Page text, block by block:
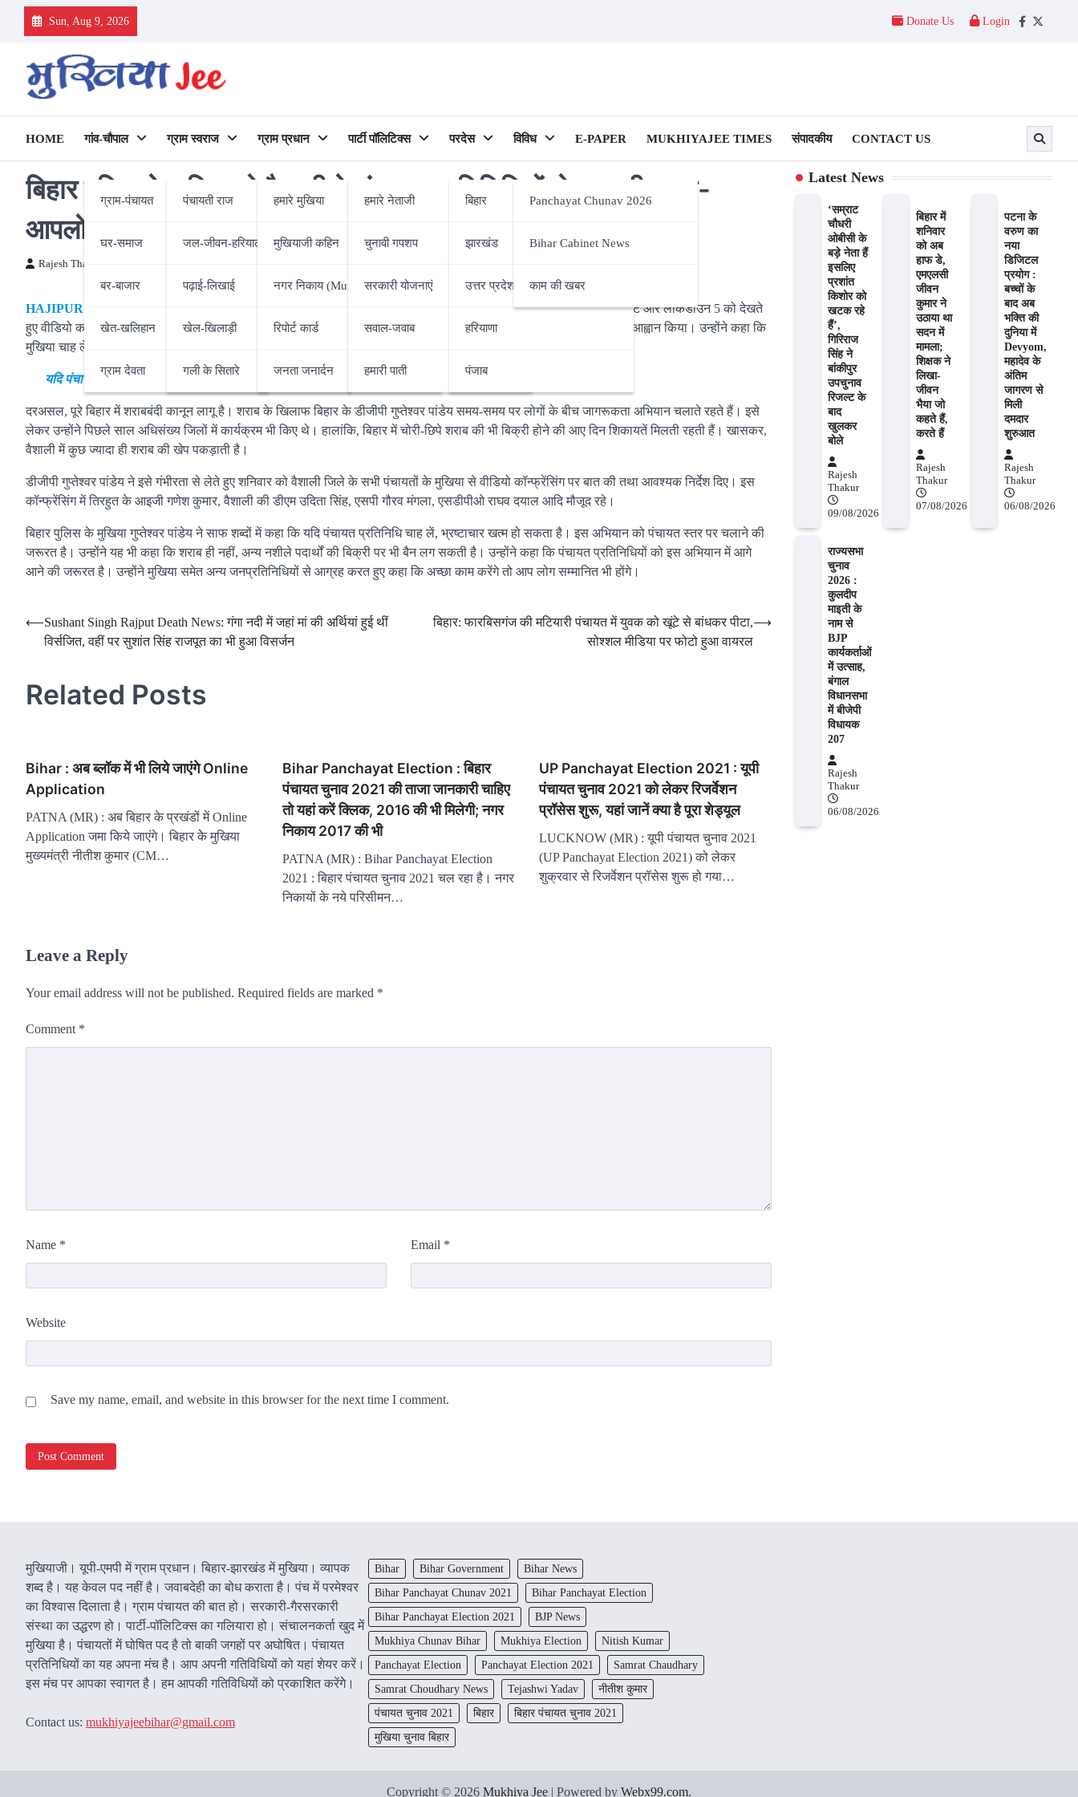
Sun, Aug 9, 2026 Donate Us Login
Facebook
Twitter
HOME गांव-चौपाल
ग्राम-पंचायत
घर-समाज
बर-बाजार
खेत-खलिहान
ग्राम देवता
ग्राम स्वराज
पंचायती राज
जल-जीवन-हरियाली
पढ़ाई-लिखाई
खेल-खिलाड़ी
गली के सितारे
ग्राम प्रधान
हमारे मुखिया
मुखियाजी कहिन
नगर निकाय (Municipality)
रिपोर्ट कार्ड
जनता जनार्दन
पार्टी पॉलिटिक्स
हमारे नेताजी
चुनावी गपशप
सरकारी योजनाएं
सवाल-जवाब
हमारी पाती
परदेस
बिहार
झारखंड
उत्तर प्रदेश
हरियाणा
पंजाब
विविध
Panchayat Chunav 2026
Bihar Cabinet News
काम की खबर
E-PAPER MUKHIYAJEE TIMES संपादकीय CONTACT US
बिहार पुलिस के मुखिया ने वैशाली के पंचायत प्रतिनिधियों से बात की, कहा-
आपलोग चाह लें तो खत्म हो जाएगा भ्रष्टाचार
Rajesh Thakur
HAJIPUR (MR)।
बिहार पुलिस के मुखिया गुप्तेश्वर पांडेय ने शनिवार को वैशाली जिले के सभी पंचायत मुखिया से बात की। कोरोना संकट और लॉकडाउन 5 को देखते
हुए वीडियो कॉन्फ्रेंसिंग से उनका हाल जाना। डीजीपी गुप्तेश्वर पांडेय ने जिले के सभी मुखिया से शराब के खिलाफ पूरी तरह कमर कसने का आह्वान किया। उन्होंने कहा कि
मुखिया चाह लें तो सभी पंचायतों से भ्रष्टाचार का खात्मा हो जाएगा।
यदि पंचायत प्रतिनिधि चाह लें, भ्रष्टाचार खत्म हो सकता है। इस अभियान को पंचायत स्तर पर चलाने की जरूरत है : DGP
दरअसल, पूरे बिहार में शराबबंदी कानून लागू है। शराब के खिलाफ बिहार के डीजीपी गुप्तेश्वर पांडेय समय-समय पर लोगों के बीच जागरूकता अभियान चलाते रहते हैं। इसे
लेकर उन्होंने पिछले साल अधिसंख्य जिलों में कार्यक्रम भी किए थे। हालांकि, बिहार में चोरी-छिपे शराब की भी बिक्री होने की आए दिन शिकायतें मिलती रहती हैं। खासकर,
वैशाली में कुछ ज्यादा ही शराब की खेप पकड़ाती है।
डीजीपी गुप्तेश्वर पांडेय ने इसे गंभीरता से लेते हुए शनिवार को वैशाली जिले के सभी पंचायतों के मुखिया से वीडियो कॉन्फ्रेंसिंग पर बात की तथा आवश्यक निर्देश दिए। इस
कॉन्फ्रेंसिंग में तिरहुत के आइजी गणेश कुमार, वैशाली की डीएम उदिता सिंह, एसपी गौरव मंगला, एसडीपीओ राघव दयाल आदि मौजूद रहे।
बिहार पुलिस के मुखिया गुप्तेश्वर पांडेय ने साफ शब्दों में कहा कि यदि पंचायत प्रतिनिधि चाह लें, भ्रष्टाचार खत्म हो सकता है। इस अभियान को पंचायत स्तर पर चलाने की
जरूरत है। उन्होंने यह भी कहा कि शराब ही नहीं, अन्य नशीले पदार्थों की बिक्री पर भी बैन लग सकती है। उन्होंने कहा कि पंचायत प्रतिनिधियों को इस अभियान में आगे
आने की जरूरत है। उन्होंने मुखिया समेत अन्य जनप्रतिनिधियों से आग्रह करत हुए कहा कि अच्छा काम करेंगे तो आप लोग सम्मानित भी होंगे।
Post
navigation
⟵Sushant Singh Rajput Death News: गंगा नदी में जहां मां की अर्थियां हुई थीं
विर्सजित, वहीं पर सुशांत सिंह राजपूत का भी हुआ विसर्जन
बिहार: फारबिसगंज की मटियारी पंचायत में युवक को खूंटे से बांधकर पीटा,
सोश्शल मीडिया पर फोटो हुआ वायरल
⟶
Related Posts
Bihar : अब ब्लॉक में भी लिये जाएंगे Online
Application
PATNA (MR) : अब बिहार के प्रखंडों में Online
Application जमा किये जाएंगे। बिहार केे मुखिया
मुख्यमंत्री नीतीश कुमार (CM…
Bihar Panchayat Election : बिहार
पंचायत चुनाव 2021 की ताजा जानकारी चाहिए
तो यहां करें क्लिक, 2016 की भी मिलेगी; नगर
निकाय 2017 की भी
PATNA (MR) : Bihar Panchayat Election
2021 : बिहार पंचायत चुनाव 2021 चल रहा है। नगर
निकायों के नये परिसीमन…
UP Panchayat Election 2021 : यूपी
पंचायत चुनाव 2021 को लेकर रिजर्वेशन
प्रॉसेस शुरू, यहां जानें क्या है पूरा शेड्यूल
LUCKNOW (MR) : यूपी पंचायत चुनाव 2021
(UP Panchayat Election 2021) को लेकर
शुक्रवार से रिजर्वेशन प्रॉसेस शुरू हो गया…
Leave a Reply
Your email address will not be published. Required fields are marked *
Comment *
Name * Email *
Website
Save my name, email, and website in this browser for the next time I comment.
Latest News
‘सम्राट
चौधरी
ओबीसी के
बड़े नेता हैं
इसलिए
प्रशांत
किशोर को
खटक रहे
हैं’,
गिरिराज
सिंह ने
बांकीपुर
उपचुनाव
रिजल्ट के
बाद
खुलकर
बोले
Rajesh
Thakur
09/08/2026
बिहार में
शनिवार
को अब
हाफ डे,
एमएलसी
जीवन
कुमार ने
उठाया था
सदन में
मामला;
शिक्षक ने
लिखा-
जीवन
भैया जो
कहते हैं,
करते हैं
Rajesh
Thakur
07/08/2026
पटना के
वरुण का
नया
डिजिटल
प्रयोग :
बच्चों के
बाद अब
भक्ति की
दुनिया में
Devyom,
महादेव के
अंतिम
जागरण से
मिली
दमदार
शुरुआत
Rajesh
Thakur
06/08/2026
राज्यसभा
चुनाव
2026 :
कुलदीप
माइती के
नाम से
BJP
कार्यकर्ताओं
में उत्साह,
बंगाल
विधानसभा
में बीजेपी
विधायक
207
Rajesh
Thakur
06/08/2026
मुखियाजी। यूपी-एमपी में ग्राम प्रधान। बिहार-झारखंड में मुखिया। व्यापक
शब्द है। यह केवल पद नहीं है। जवाबदेही का बोध कराता है। पंच में परमेश्वर
का विश्वास दिलाता है। ग्राम पंचायत की बात हो। सरकारी-गैरसरकारी
संस्था का उद्धरण हो। पार्टी-पॉलिटिक्स का गलियारा हो। संचालनकर्ता खुद में
मुखिया है। पंचायतों में घोषित पद है तो बाकी जगहों पर अघोषित। पंचायत
प्रतिनिधियों का यह अपना मंच है। आप अपनी गतिविधियों को यहां शेयर करें।
इस मंच पर आपका स्वागत है। हम आपकी गतिविधियों को प्रकाशित करेंगेे।
Contact us: mukhiyajeebihar@gmail.com
Bihar Bihar Government
Bihar News
Bihar Panchayat Chunav 2021
Bihar Panchayat Election
Bihar Panchayat Election 2021
BJP News
Mukhiya Chunav Bihar
Mukhiya Election
Nitish Kumar
Panchayat Election
Panchayat Election 2021
Samrat Chaudhary
Samrat Choudhary News
Tejashwi Yadav
नीतीश कुमार
पंचायत चुनाव 2021
बिहार
बिहार पंचायत चुनाव 2021
मुखिया चुनाव बिहार
Copyright © 2026 Mukhiya Jee | Powered by Webx99.com.